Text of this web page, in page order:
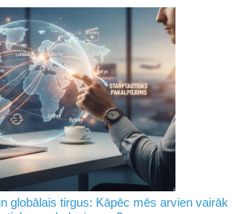
globālais tirgus: Kāpēc mēs arvien vairāk